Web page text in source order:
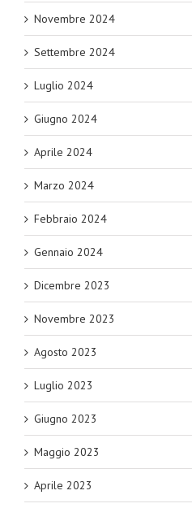
Novembre 2024
Settembre 2024
Luglio 2024
Giugno 2024
Aprile 2024
Marzo 2024
Febbraio 2024
Gennaio 2024
Dicembre 2023
Novembre 2023
Agosto 2023
Luglio 2023
Giugno 2023
Maggio 2023
Aprile 2023